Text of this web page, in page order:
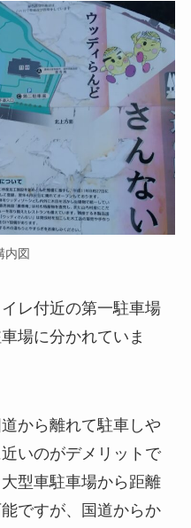
内図
レ付近の第一駐車場
場に分かれていま
から離れて駐車しや
いのがデメリットで
型車駐車場から距離
ですが、国道からか